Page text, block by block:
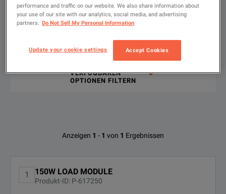
Show: Mieten Gebraucht
den
VERFÜGBAREN
OPTIONEN FILTERN
Verfügbare Optionen für Keysight
Keine Konfigurationen gefunden
Anzeigen 1 - 1 von 1 Ergebnissen
1 150W LOAD MODULE
Produkt-ID: P-617250
Wenn Sie mehr erfahren möchten,wenden Sie sich an uns
performance and traffic on our website. We also share information about
your use of our site with our analytics, social media, and advertising
partners. Do Not Sell My Personal Information
Update your cookie settings Accept Cookies